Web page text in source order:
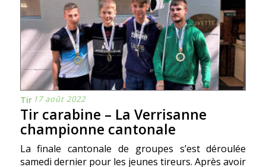
Tir 17 août 2022
Tir carabine – La Verrisanne
championne cantonale
La finale cantonale de groupes sʼest déroulée
samedi dernier pour les jeunes tireurs. Après avoir